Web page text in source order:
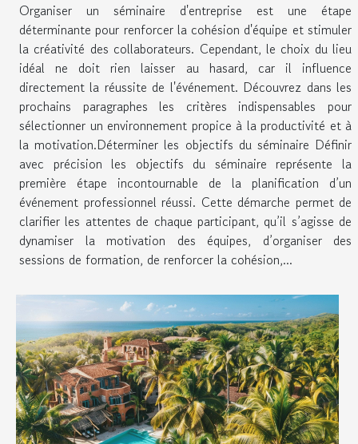
Organiser un séminaire d'entreprise est une étape
déterminante pour renforcer la cohésion d'équipe et stimuler
la créativité des collaborateurs. Cependant, le choix du lieu
idéal ne doit rien laisser au hasard, car il influence
directement la réussite de l'événement. Découvrez dans les
prochains paragraphes les critères indispensables pour
sélectionner un environnement propice à la productivité et à
la motivation.Déterminer les objectifs du séminaire Définir
avec précision les objectifs du séminaire représente la
première étape incontournable de la planification d’un
événement professionnel réussi. Cette démarche permet de
clarifier les attentes de chaque participant, qu’il s’agisse de
dynamiser la motivation des équipes, d’organiser des
sessions de formation, de renforcer la cohésion,...